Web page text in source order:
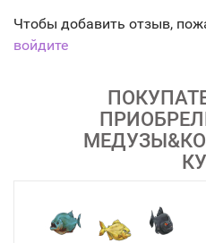
Чтобы добавить отзыв,
войдите